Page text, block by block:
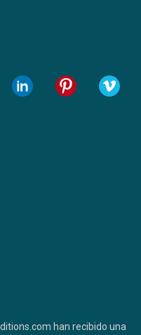
han recibido una